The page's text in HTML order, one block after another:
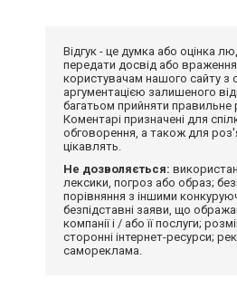
Відгук - це думка або оцінка
передати досвід або
користувачам нашого сайту
аргументацією залишеного
багатьом прийняти правильне
Коментарі призначені для
обговорення, а також для
цікавлять.
Не дозволяється:
лексики, погроз або образ;
порівняння з іншими
безпідставні заяви, що
компанії і / або її послуги;
сторонні інтернет-ресурси;
самореклама.